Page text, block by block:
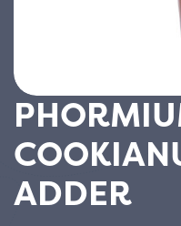
ADDER